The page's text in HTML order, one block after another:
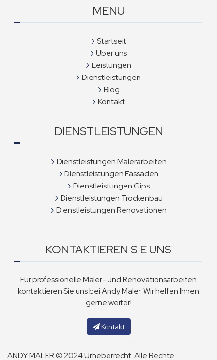
MENU
Startseit
Über uns
Leistungen
Dienstleistungen
Blog
Kontakt
DIENSTLEISTUNGEN
Dienstleistungen Malerarbeiten
Dienstleistungen Fassaden
Dienstleistungen Gips
Dienstleistungen Trockenbau
Dienstleistungen Renovationen
KONTAKTIEREN SIE UNS
Für professionelle Maler- und Renovationsarbeiten
kontaktieren Sie uns bei Andy Maler. Wir helfen Ihnen
gerne weiter!
Kontakt
ANDY MALER © 2024 Urheberrecht. Alle Rechte